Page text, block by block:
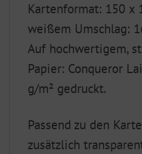
Kartenformat: 150 x
weißem Umschlag:
Auf hochwertigem,
Papier: Conqueror
g/m² gedruckt.
Passend zu den
zusätzlich